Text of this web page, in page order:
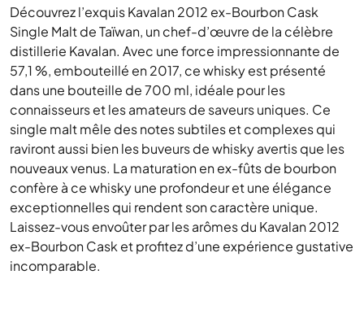
Découvrez l’exquis Kavalan 2012 ex-Bourbon Cask
Single Malt de Taïwan, un chef-d’œuvre de la célèbre
distillerie Kavalan. Avec une force impressionnante de
57,1 %, embouteillé en 2017, ce whisky est présenté
dans une bouteille de 700 ml, idéale pour les
connaisseurs et les amateurs de saveurs uniques. Ce
single malt mêle des notes subtiles et complexes qui
raviront aussi bien les buveurs de whisky avertis que les
nouveaux venus. La maturation en ex-fûts de bourbon
confère à ce whisky une profondeur et une élégance
exceptionnelles qui rendent son caractère unique.
Laissez-vous envoûter par les arômes du Kavalan 2012
ex-Bourbon Cask et profitez d’une expérience gustative
incomparable.